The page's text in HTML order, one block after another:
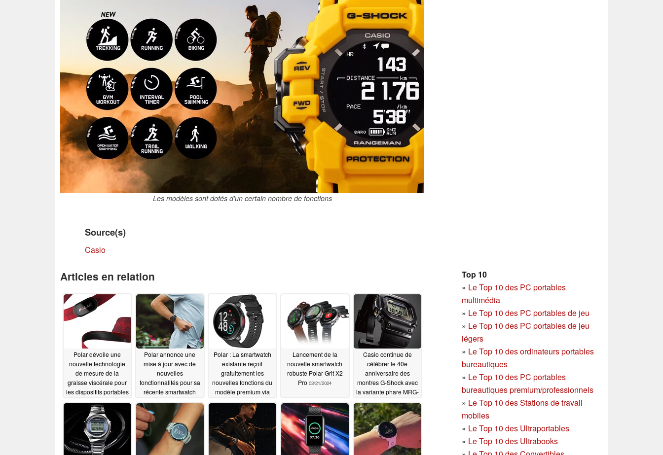
Les modèles sont dotés d'un certain nombre de fonctions
Source(s)
Casio
Top 10
» Le Top 10 des PC portables
multimédia
» Le Top 10 des PC portables de jeu
» Le Top 10 des PC portables de jeu
légers
» Le Top 10 des ordinateurs portables
bureautiques
» Le Top 10 des PC portables
bureautiques premium/professionnels
» Le Top 10 des Stations de travail
mobiles
» Le Top 10 des Ultraportables
» Le Top 10 des Ultrabooks
Articles en relation
Polar dévoile une
nouvelle technologie
de mesure de la
graisse viscérale pour
les dispositifs portables
08/28/2024
Polar annonce une
mise à jour avec de
nouvelles
fonctionnalités pour sa
récente smartwatch
04/11/2024
Polar : La smartwatch
existante reçoit
gratuitement les
nouvelles fonctions du
modèle premium via
logicielle03/22/2024
Lancement de la
nouvelle smartwatch
robuste Polar Grit X2
Pro 03/21/2024
Casio continue de
célébrer le 40e
anniversaire des
montres G-Shock avec
la variante phare MRG-
02/22/2024